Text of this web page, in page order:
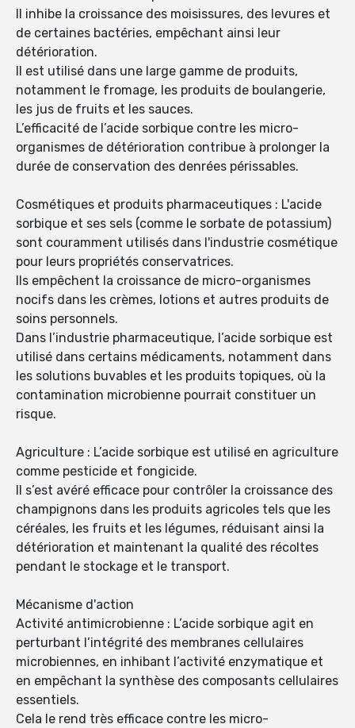
Il inhibe la croissance des moisissures, des levures et
de certaines bactéries, empêchant ainsi leur
détérioration.
Il est utilisé dans une large gamme de produits,
notamment le fromage, les produits de boulangerie,
les jus de fruits et les sauces.
L’efficacité de l’acide sorbique contre les micro-
organismes de détérioration contribue à prolonger la
durée de conservation des denrées périssables.
Cosmétiques et produits pharmaceutiques : L'acide
sorbique et ses sels (comme le sorbate de potassium)
sont couramment utilisés dans l'industrie cosmétique
pour leurs propriétés conservatrices.
Ils empêchent la croissance de micro-organismes
nocifs dans les crèmes, lotions et autres produits de
soins personnels.
Dans l’industrie pharmaceutique, l’acide sorbique est
utilisé dans certains médicaments, notamment dans
les solutions buvables et les produits topiques, où la
contamination microbienne pourrait constituer un
risque.
Agriculture : L’acide sorbique est utilisé en agriculture
comme pesticide et fongicide.
Il s’est avéré efficace pour contrôler la croissance des
champignons dans les produits agricoles tels que les
céréales, les fruits et les légumes, réduisant ainsi la
détérioration et maintenant la qualité des récoltes
pendant le stockage et le transport.
Mécanisme d'action
Activité antimicrobienne : L’acide sorbique agit en
perturbant l’intégrité des membranes cellulaires
microbiennes, en inhibant l’activité enzymatique et
en empêchant la synthèse des composants cellulaires
essentiels.
Cela le rend très efficace contre les micro-